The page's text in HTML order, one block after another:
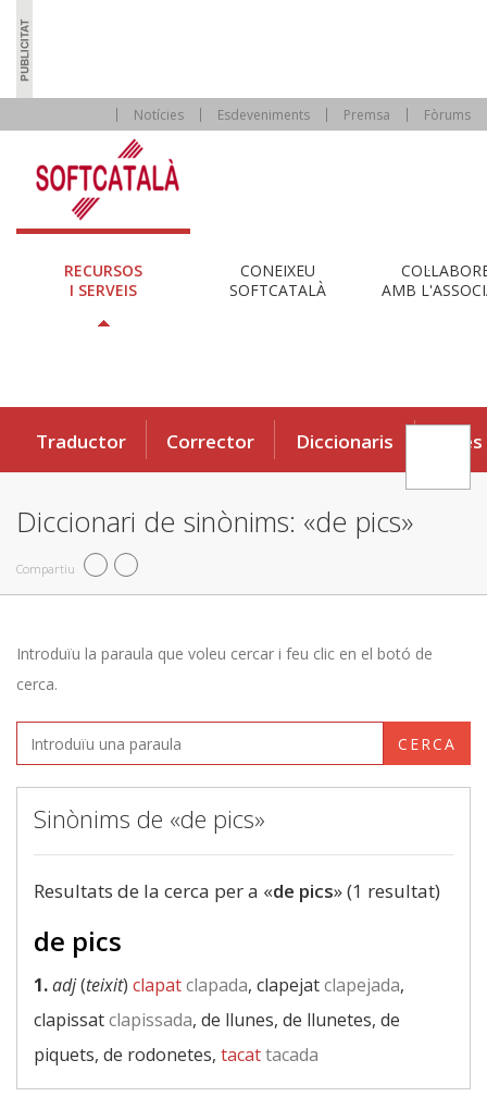
Notícies Esdeveniments Premsa Fòrums
RECURSOS
I SERVEIS
CONEIXEU
SOFTCATALÀ
AMB
Traductor Corrector Diccionaris Eines
Diccionari de sinònims: «de pics»
Compartiu
Introduïu la paraula que voleu cercar i feu clic en el botó de
cerca.
CERCA
Sinònims de «de pics»
Resultats de la cerca per a «de pics» (1 resultat)
de pics
1.adj(teixit) clapatclapada, clapejatclapejada,
clapissatclapissada, de llunes, de llunetes, de
piquets, de rodonetes, tacattacada